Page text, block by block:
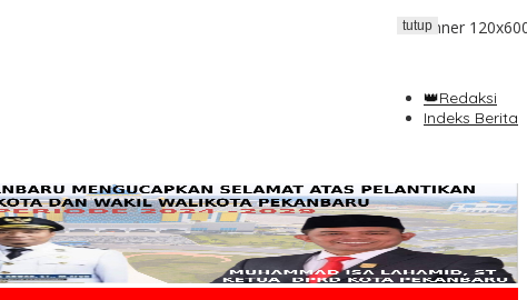
👑Redaksi
Indeks Berita
tutup